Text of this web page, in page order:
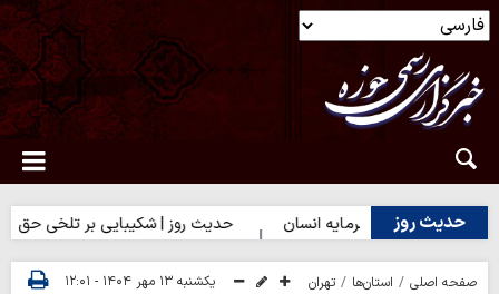
حدیث روز
| بهترین سرمایه انسان حدیث روز | شکیبایی بر تلخی حق
صفحه اصلی استان‌ها تهران یکشنبه ۱۳ مهر ۱۴۰۴ - ۱۲:۰۱